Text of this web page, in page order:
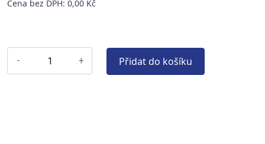
Cena bez DPH: 0,00 Kč
- + Přidat do košíku